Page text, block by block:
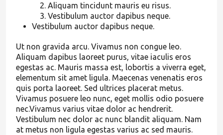
Aliquam tincidunt mauris eu risus.
Vestibulum auctor dapibus neque.
Vestibulum auctor dapibus neque.
Ut non gravida arcu. Vivamus non congue leo.
Aliquam dapibus laoreet purus, vitae iaculis eros
egestas ac. Mauris massa est, lobortis a viverra eget,
elementum sit amet ligula. Maecenas venenatis eros
quis porta laoreet. Sed ultrices placerat metus.
Vivamus posuere leo nunc, eget mollis odio posuere
nec.Vivamus varius vitae dolor ac hendrerit.
Vestibulum nec dolor ac nunc blandit aliquam. Nam
at metus non ligula egestas varius ac sed mauris.